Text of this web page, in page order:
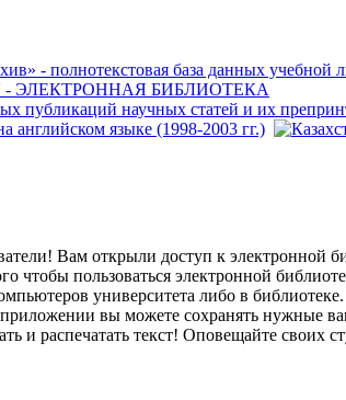
Вам открыли доступ к электронной
чтобы пользоваться электронной
университета либо в
вы можете сохранять нужные
и распечатать текст! Оповещайте своих